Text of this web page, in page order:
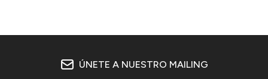
ÚNETE A NUESTRO MAILING